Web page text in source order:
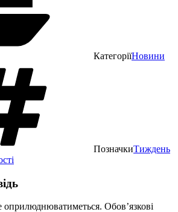
КатегоріїНовини
ПозначкиТиждень
оприлюднюватиметься. Обов’язкові